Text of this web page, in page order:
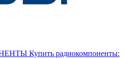
Купить радиокомпоненты: